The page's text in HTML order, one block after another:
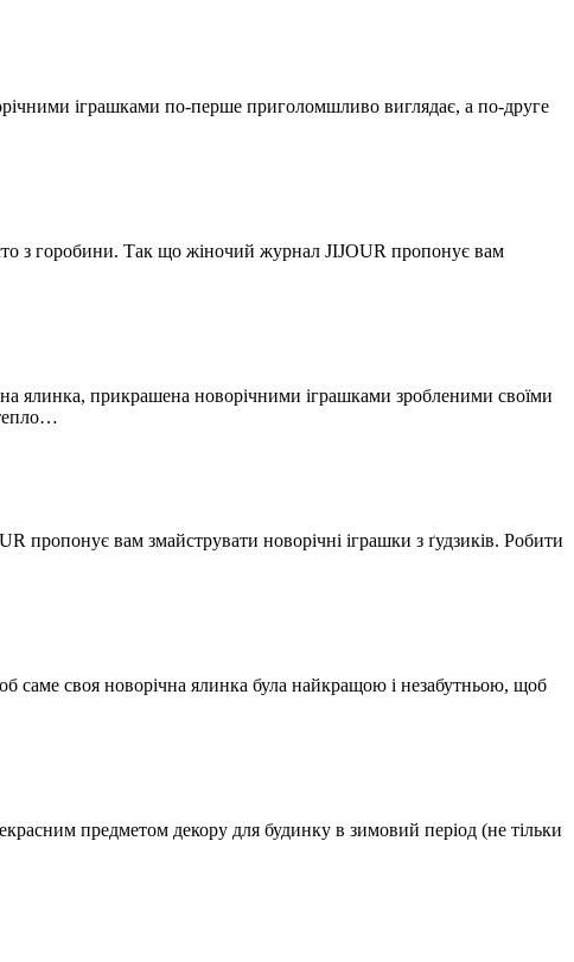
іграшками по-перше приголомшливо виглядає, а по-друге
з горобини. Так що жіночий журнал JIJOUR пропонує вам
ялинка, прикрашена новорічними іграшками зробленими своїми
вам змайструвати новорічні іграшки з ґудзиків. Робити
саме своя новорічна ялинка була найкращою і незабутньою, щоб
предметом декору для будинку в зимовий період (не тільки